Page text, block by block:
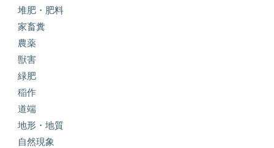
堆肥・肥料
家畜糞
農薬
獣害
緑肥
稲作
道端
地形・地質
自然現象